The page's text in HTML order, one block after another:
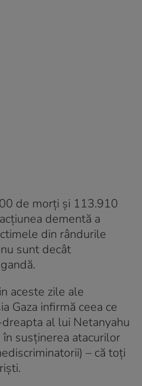
de morţi şi 113.910
dementă a
din rândurile
sunt decât
aceste zile ale
Gaza infirmă ceea ce
al lui Netanyahu
susţinerea atacurilor
– că toţi